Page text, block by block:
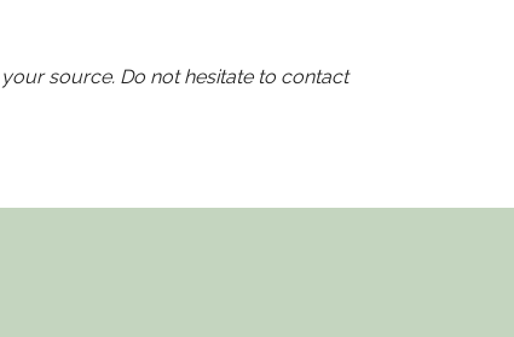
source. Do not hesitate to contact